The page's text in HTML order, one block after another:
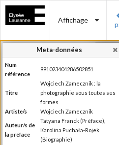
Affichage
Meta-données
Num
référence
991023404286502851
Titre
Wojciech Zamecznik : la
photographie sous toutes ses
formes
Artiste/s
Wojciech Zamecznik
Auteur/s de
la préface
Tatyana Franck (Préface),
Karolina Puchała-Rojek
(Biographie)